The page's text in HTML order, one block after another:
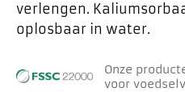
verlengen.
oplosbaar in water.
Onze
voor